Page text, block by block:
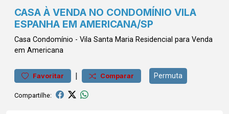
CASA À VENDA NO CONDOMÍNIO VILA
ESPANHA EM AMERICANA/SP
Casa Condomínio - Vila Santa Maria Residencial para Venda
em Americana
Favoritar | Comparar Permuta
Compartilhe: